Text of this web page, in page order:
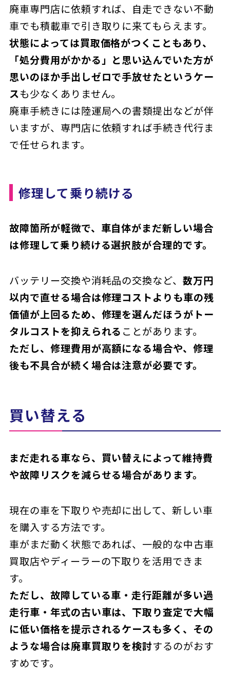
廃車専門店に依頼すれば、自走できない不動
車でも積載車で引き取りに来てもらえます。
状態によっては買取価格がつくこともあり、
「処分費用がかかる」と思い込んでいた方が
思いのほか手出しゼロで手放せたというケー
スも少なくありません。
廃車手続きには陸運局への書類提出などが伴
いますが、専門店に依頼すれば手続き代行ま
で任せられます。
修理して乗り続ける
故障箇所が軽微で、車自体がまだ新しい場合
は修理して乗り続ける選択肢が合理的です。
バッテリー交換や消耗品の交換など、数万円
以内で直せる場合は修理コストよりも車の残
価値が上回るため、修理を選んだほうがトー
タルコストを抑えられる ことがあります。
ただし、修理費用が高額になる場合や、修理
後も不具合が続く場合は注意が必要です。
買い替える
まだ走れる車なら、買い替えによって維持費
や故障リスクを減らせる場合があります。
現在の車を下取りや売却に出して、新しい車
を購入する方法です。
車がまだ動く状態であれば、一般的な中古車
買取店やディーラーの下取りを活用できま
す。
ただし、故障している車・走行距離が多い過
走行車・年式の古い車は、下取り査定で大幅
に低い価格を提示されるケースも多く、その
ような場合は廃車買取りを検討するのがおす
すめです。